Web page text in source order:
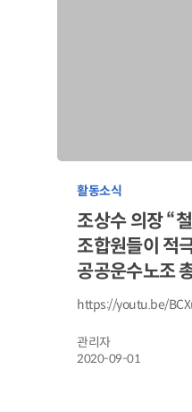
활동소식
조상수 의장 “
조합원들이 적
공공운수노조
https://youtu.be/
관리자
2020-09-01